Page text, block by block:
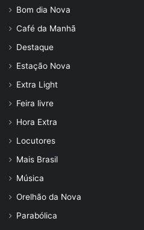
Bom dia Nova
Café da Manhã
Destaque
Estação Nova
Extra Light
Feira livre
Hora Extra
Locutores
Mais Brasil
Música
Orelhão da Nova
Parabólica